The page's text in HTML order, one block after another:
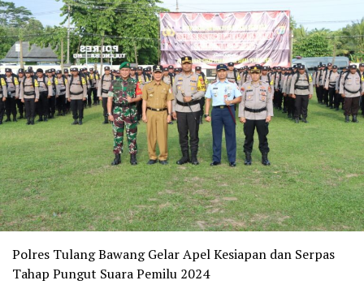
Polres Tulang Bawang Gelar Apel Kesiapan dan Serpas
Tahap Pungut Suara Pemilu 2024